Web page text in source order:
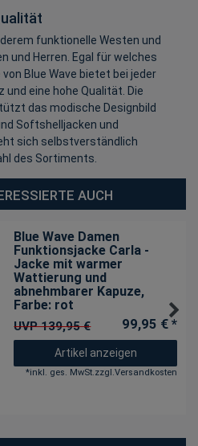
funktionelle Westen und
und Herren. Egal für welches
Blue Wave bietet bei jeder
eine hohe Qualität. Die
das modische Designbild
Softshelljacken und
sich selbstverständlich
des Sortiments.
AUCH
Blue Wave Damen
Funktionsjacke Carla -
Jacke mit warmer
Wattierung und
abnehmbarer Kapuze,
Farbe: rot
UVP 139,95 € 99,95 € *
Artikel anzeigen
*inkl. ges. MwSt.zzgl.Versandkosten